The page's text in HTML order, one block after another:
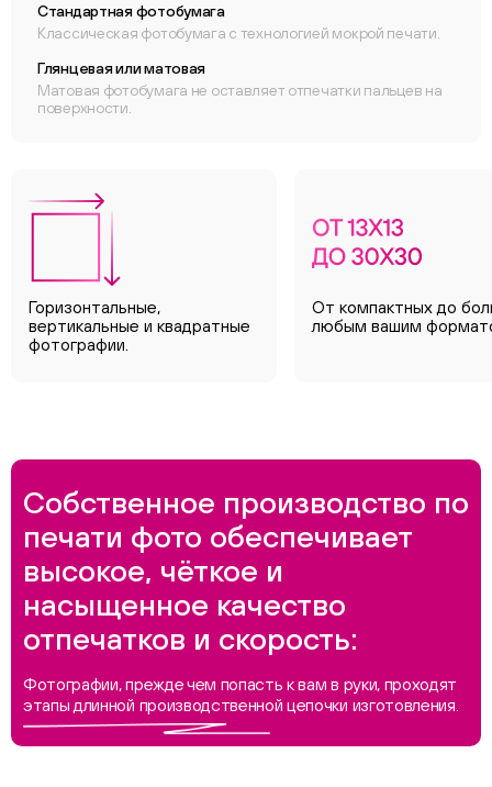
Стандартная фотобумага
Классическая фотобумага с технологией мокрой печати.
Глянцевая или матовая
Матовая фотобумага не оставляет отпечатки пальцев на
поверхности.
Горизонтальные,
вертикальные и квадратные
фотографии.
От компактных до
любым вашим
Собственное производство по
печати фото обеспечивает
высокое, чёткое и
насыщенное качество
отпечатков и скорость:
Фотографии, прежде чем попасть к вам в руки, проходят
этапы длинной производственной цепочки изготовления.